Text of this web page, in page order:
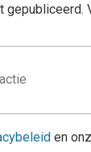
gepubliceerd.
en